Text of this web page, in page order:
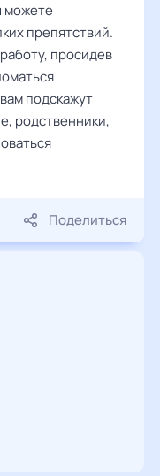
можете
препятствий.
просидев
подскажут
родственники,
Поделиться